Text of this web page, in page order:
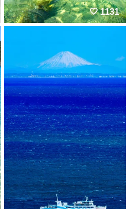
1131